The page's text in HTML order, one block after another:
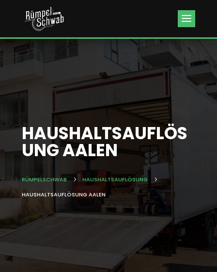
Kundenbewertungen & Erfahrungen. Mehr Infos anzeigen.
HAUSHALTSAUFLÖS
UNG AALEN
RÜMPELSCHWAB 5 HAUSHALTSAUFLÖSUNG
5
HAUSHALTSAUFLÖSUNG AALEN